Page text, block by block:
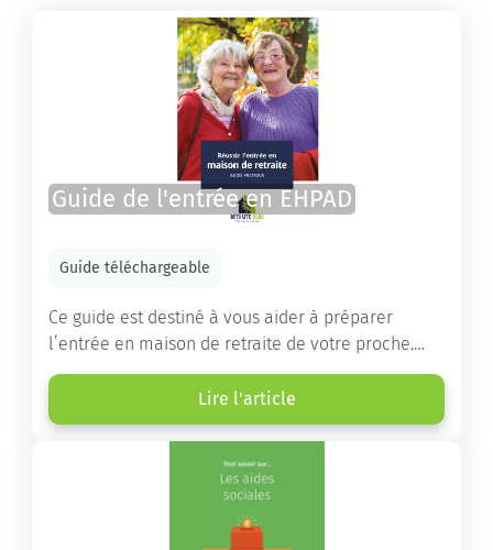
Guide de l'entrée en EHPAD
Guide téléchargeable
Ce guide est destiné à vous aider à préparer
l’entrée en maison de retraite de votre proche.
Vous y trouverez un panorama des différents types
d’établissements ainsi que des conseils pratiques
destinés à orienter les familles et à leur faciliter
Lire l'article